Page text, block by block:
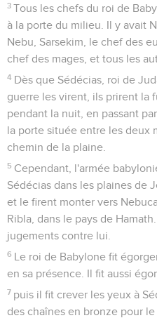
3 Tous les chefs du roi de
à la porte du milieu. Il y avait
Nebu, Sarsekim, le chef des
chef des mages, et tous les
4 Dès que Sédécias, roi de
guerre les virent, ils prirent la
pendant la nuit, en passant
la porte située entre les deux
chemin de la plaine.
5 Cependant, l'armée
Sédécias dans les plaines de
et le firent monter vers
Ribla, dans le pays de
jugements contre lui.
6 Le roi de Babylone fit
en sa présence. Il fit aussi
7 puis il fit crever les yeux à
des chaînes en bronze pour